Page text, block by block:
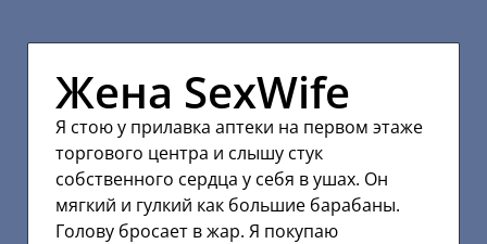
Жена SexWife
Я стою у прилавка аптеки на первом этаже
торгового центра и слышу стук
собственного сердца у себя в ушах. Он
мягкий и гулкий как большие барабаны.
Голову бросает в жар. Я покупаю